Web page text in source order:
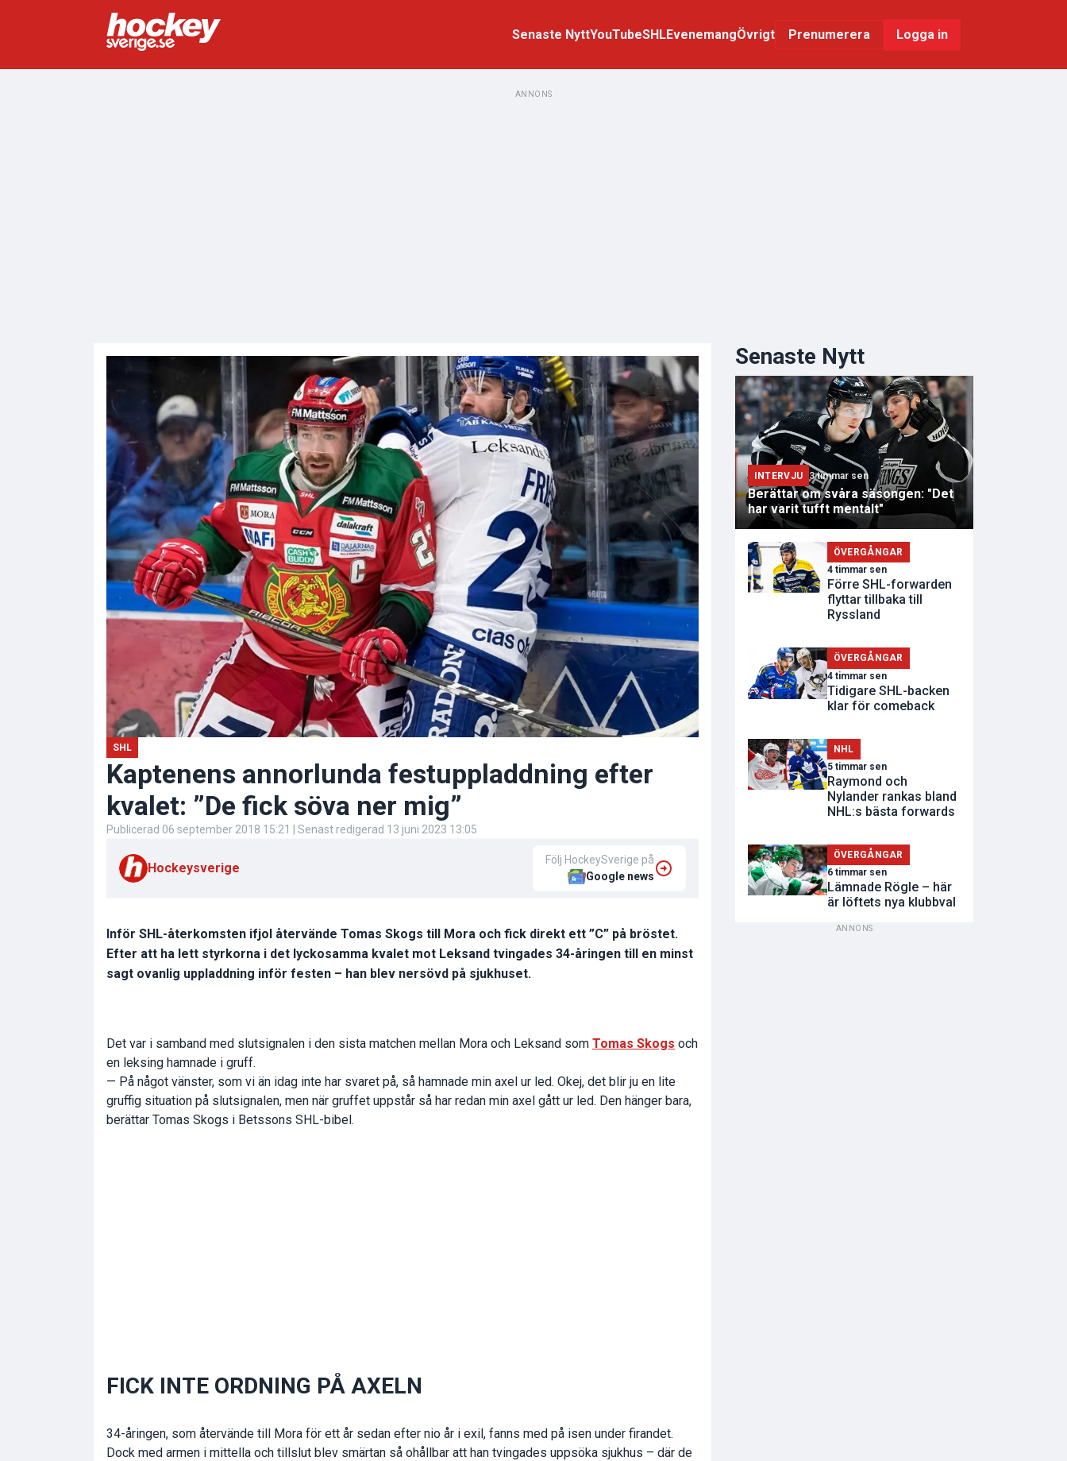
Senaste NyttYouTubeSHLEvenemangÖvrigt Prenumerera Logga in
ANNONS
SHL
Kaptenens annorlunda festuppladdning efter
kvalet: ”De fick söva ner mig”
Publicerad 06 september 2018 15:21 | Senast redigerad 13 juni 2023 13:05
Hockeysverige
Följ HockeySverige på
Google news
Inför SHL-återkomsten ifjol återvände Tomas Skogs till Mora och fick direkt ett ”C” på bröstet.
Efter att ha lett styrkorna i det lyckosamma kvalet mot Leksand tvingades 34-åringen till en minst
sagt ovanlig uppladdning inför festen – han blev nersövd på sjukhuset.
Det var i samband med slutsignalen i den sista matchen mellan Mora och Leksand som Tomas Skogs och
en leksing hamnade i gruff.
— På något vänster, som vi än idag inte har svaret på, så hamnade min axel ur led. Okej, det blir ju en lite
gruffig situation på slutsignalen, men när gruffet uppstår så har redan min axel gått ur led. Den hänger bara,
berättar Tomas Skogs i Betssons SHL-bibel.
FICK INTE ORDNING PÅ AXELN
34-åringen, som återvände till Mora för ett år sedan efter nio år i exil, fanns med på isen under firandet.
Dock med armen i mittella och tillslut blev smärtan så ohållbar att han tvingades uppsöka sjukhus – där de
Senaste Nytt
INTERVJU 3 timmar sen
Berättar om svåra säsongen: "Det
har varit tufft mentalt"
ÖVERGÅNGAR
4 timmar sen
Förre SHL-forwarden
flyttar tillbaka till
Ryssland
ÖVERGÅNGAR
4 timmar sen
Tidigare SHL-backen
klar för comeback
NHL
5 timmar sen
Raymond och
Nylander rankas bland
NHL:s bästa forwards
ÖVERGÅNGAR
6 timmar sen
Lämnade Rögle – här
är löftets nya klubbval
ANNONS